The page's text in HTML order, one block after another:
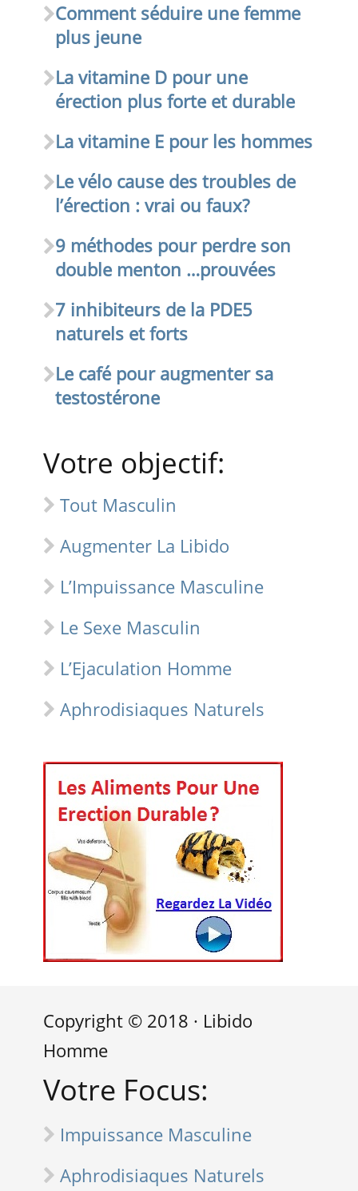
Comment séduire une femme
plus jeune
La vitamine D pour une
érection plus forte et durable
La vitamine E pour les hommes
Le vélo cause des troubles de
l’érection : vrai ou faux?
9 méthodes pour perdre son
double menton …prouvées
7 inhibiteurs de la PDE5
naturels et forts
Le café pour augmenter sa
testostérone
Votre objectif:
Tout Masculin
Augmenter La Libido
L’Impuissance Masculine
Le Sexe Masculin
L’Ejaculation Homme
Aphrodisiaques Naturels
Copyright © 2018 · Libido
Homme
Votre Focus:
Impuissance Masculine
Aphrodisiaques Naturels